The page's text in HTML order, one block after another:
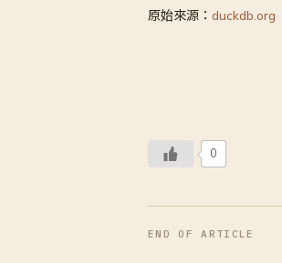
原始來源： duckdb.org
0
END OF ARTICLE